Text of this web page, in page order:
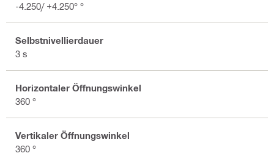
-4.250/ +4.250° °
Selbstnivellierdauer
3 s
Horizontaler Öffnungswinkel
360 °
Vertikaler Öffnungswinkel
360 °